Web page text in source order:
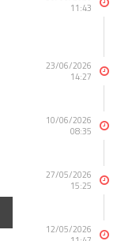
11:43
23/06/2026
14:27
10/06/2026
08:35
27/05/2026
15:25
12/05/2026